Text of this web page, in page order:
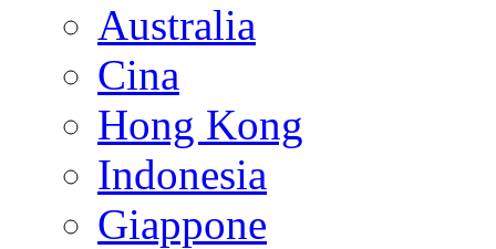
Australia
Cina
Hong Kong
Indonesia
Giappone